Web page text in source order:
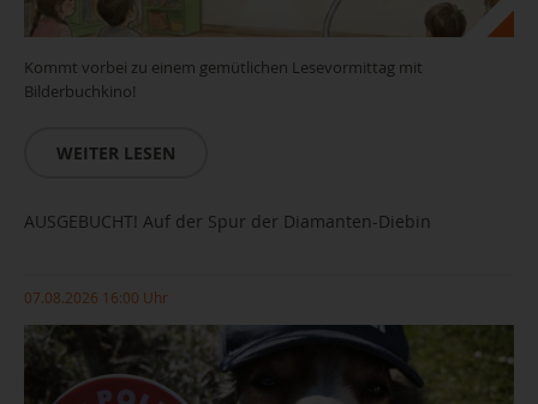
Kommt vorbei zu einem gemütlichen Lesevormittag mit
Bilderbuchkino!
WEITER LESEN
AUSGEBUCHT! Auf der Spur der Diamanten-Diebin
07.08.2026 16:00 Uhr